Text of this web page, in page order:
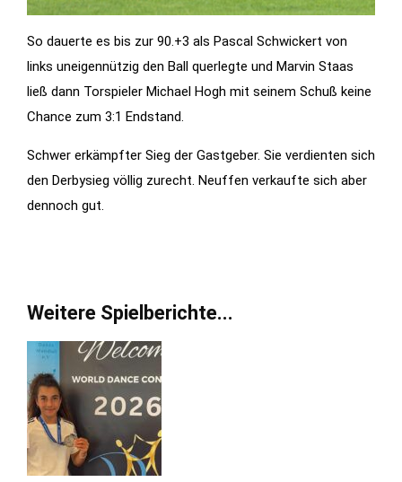
So dauerte es bis zur 90.+3 als Pascal Schwickert von
links uneigennützig den Ball querlegte und Marvin Staas
ließ dann Torspieler Michael Hogh mit seinem Schuß keine
Chance zum 3:1 Endstand.
Schwer erkämpfter Sieg der Gastgeber. Sie verdienten sich
den Derbysieg völlig zurecht. Neuffen verkaufte sich aber
dennoch gut.
Weitere Spielberichte...